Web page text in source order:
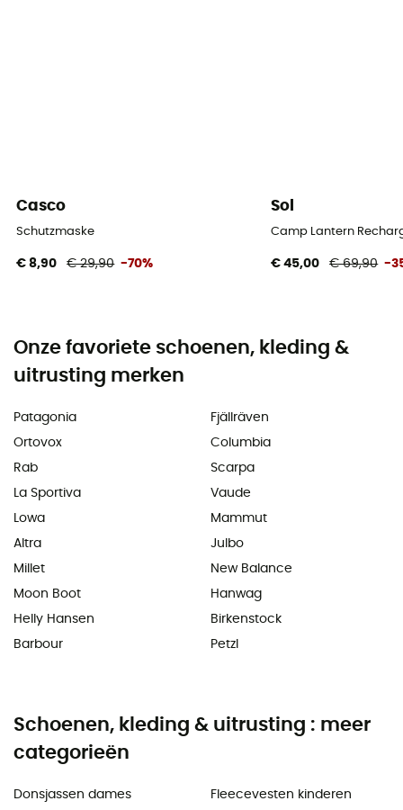
Casco
Schutzmaske
€ 8,90 € 29,90 -70%
Sol
Camp Lantern
€ 45,00 € 69,90 -
Onze favoriete schoenen, kleding &
uitrusting merken
Patagonia
Ortovox
Rab
La Sportiva
Lowa
Altra
Millet
Moon Boot
Helly Hansen
Barbour
Fjällräven
Columbia
Scarpa
Vaude
Mammut
Julbo
New Balance
Hanwag
Birkenstock
Petzl
Schoenen, kleding & uitrusting : meer
categorieën
Donsjassen dames
Fleecevesten kinderen